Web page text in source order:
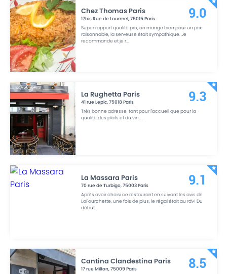
Chez Thomas Paris
17bis Rue de Lourmel,75015Paris
Super rapport qualité prix, on mange bien pour un prix
raisonnable, la serveuse était sympathique. Je
recommande et je r...
9.0
La Rughetta Paris
41 rue Lepic,75018 Paris
Très bonne adresse, tant pour l'accueil que pour la
qualité des plats et du vin....
9.3
La Massara Paris
70 rue de Turbigo,75003Paris
Après avoir choisi ce restaurant en suivant les avis de
LaFourchette, une fois de plus, le régal était au rdv! Du
début...
9.1
Cantina Clandestina Paris
17 rue Milton,75009 Paris
8.5